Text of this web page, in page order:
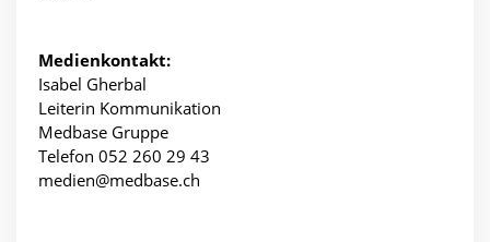
Medienkontakt:
Isabel Gherbal
Leiterin Kommunikation
Medbase Gruppe
Telefon 052 260 29 43
medien@medbase.ch